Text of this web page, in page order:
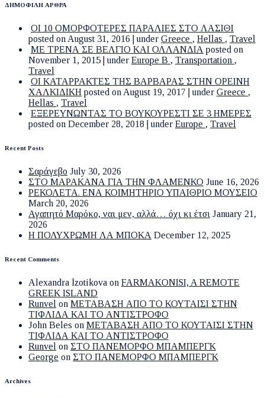
ΔΗΜΟΦΙΛΗ ΑΡΘΡΑ
ΟΙ 10 ΟΜΟΡΦΟΤΕΡΕΣ ΠΑΡΑΛΙΕΣ ΣΤΟ ΛΑΣΙΘΙ
posted on August 31, 2016 |under Greece , Hellas , Travel
ΜΕ ΤΡΕΝΑ ΣΕ ΒΕΛΓΙΟ ΚΑΙ ΟΛΛΑΝΔΙΑ posted on
November 1, 2015 |under Europe B , Transportation ,
Travel
ΟΙ ΚΑΤΑΡΡΑΚΤΕΣ ΤΗΣ ΒΑΡΒΑΡΑΣ ΣΤΗΝ ΟΡΕΙΝΗ
ΧΑΛΚΙΔΙΚΗ posted on August 19, 2017 |under Greece ,
Hellas , Travel
ΕΞΕΡΕΥΝΩΝΤΑΣ ΤΟ ΒΟΥΚΟΥΡΕΣΤΙ ΣΕ 3 ΗΜΕΡΕΣ
posted on December 28, 2018 |under Europe , Travel
Recent Posts
Σαράγεβο July 30, 2026
ΣΤΟ ΜΑΡΑΚΑΝΑ ΓΙΑ ΤΗΝ ΦΛΑΜΕΝΚΟ June 16, 2026
ΡΕΚΟΛΕΤΑ. ΕΝΑ ΚΟΙΜΗΤΗΡΙΟ ΥΠΑΙΘΡΙΟ ΜΟΥΣΕΙΟ
March 20, 2026
Αγαπητό Μαρόκο, ναι μεν, αλλά… όχι κι έτσι January 21,
2026
Η ΠΟΛΥΧΡΩΜΗ ΛΑ ΜΠΟΚΑ December 12, 2025
Recent Comments
Alexandra İzotikova on FARMAKONISI, A REMOTE
GREEK ISLAND
Runvel on ΜΕΤΑΒΑΣΗ ΑΠΟ ΤΟ ΚΟΥΤΑΙΣΙ ΣΤΗΝ
ΤΙΦΛΙΔΑ ΚΑΙ ΤΟ ΑΝΤΙΣΤΡΟΦΟ
John Beles on ΜΕΤΑΒΑΣΗ ΑΠΟ ΤΟ ΚΟΥΤΑΙΣΙ ΣΤΗΝ
ΤΙΦΛΙΔΑ ΚΑΙ ΤΟ ΑΝΤΙΣΤΡΟΦΟ
Runvel on ΣΤΟ ΠΑΝΕΜΟΡΦΟ ΜΠΑΜΠΕΡΓΚ
George on ΣΤΟ ΠΑΝΕΜΟΡΦΟ ΜΠΑΜΠΕΡΓΚ
Archives